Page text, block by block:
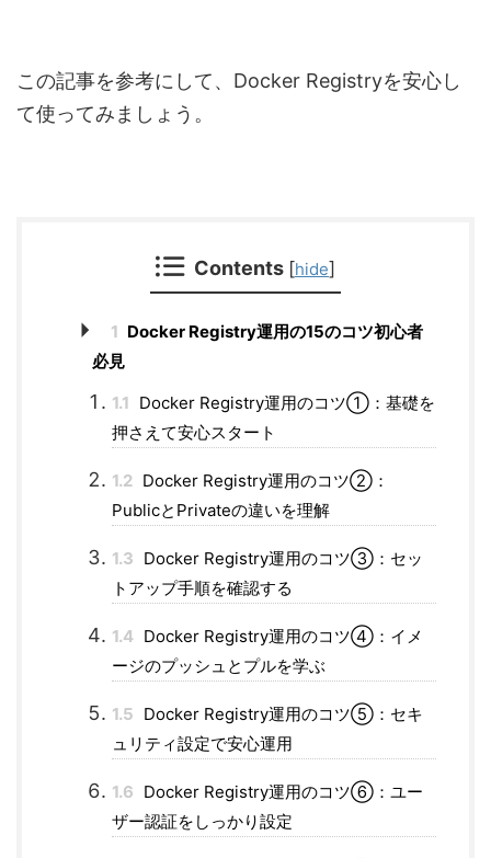
この記事を参考にして、Docker Registryを安心し
て使ってみましょう。
Contents [hide]
1 Docker Registry運用の15のコツ初心者
必見
1.1 Docker Registry運用のコツ①：基礎を
押さえて安心スタート
1.2 Docker Registry運用のコツ②：
PublicとPrivateの違いを理解
1.3 Docker Registry運用のコツ③：セッ
トアップ手順を確認する
1.4 Docker Registry運用のコツ④：イメ
ージのプッシュとプルを学ぶ
1.5 Docker Registry運用のコツ⑤：セキ
ュリティ設定で安心運用
1.6 Docker Registry運用のコツ⑥：ユー
ザー認証をしっかり設定